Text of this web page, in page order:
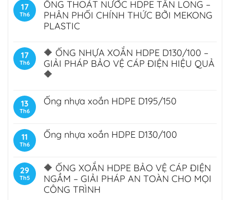
17
Th6
ỐNG THOÁT NƯỚC HDPE TÂN LONG –
PHÂN PHỐI CHÍNH THỨC BỞI MEKONG
PLASTIC
17
Th6
🔶 ỐNG NHỰA XOẮN HDPE D130/100 –
GIẢI PHÁP BẢO VỆ CÁP ĐIỆN HIỆU QUẢ
🔶
13
Th6
Ống nhựa xoắn HDPE D195/150
11
Th6
Ống nhựa xoắn HDPE D130/100
29
Th5
🔶 ỐNG XOẮN HDPE BẢO VỆ CÁP ĐIỆN
NGẦM – GIẢI PHÁP AN TOÀN CHO MỌI
CÔNG TRÌNH